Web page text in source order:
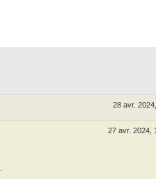
28 avr.
27 avr. 2024,